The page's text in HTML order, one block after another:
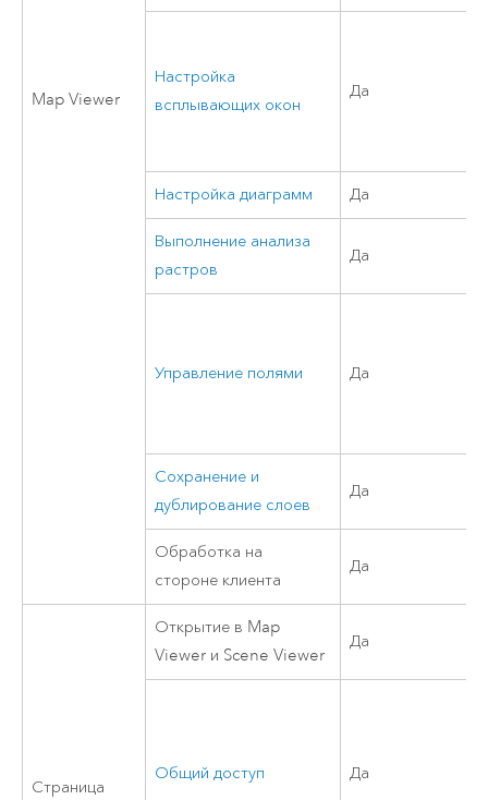
Map Viewer
Настройка
всплывающих окон
Да
Настройка диаграмм Да
Выполнение анализа
растров
Да
Управление полями Да
Сохранение и
дублирование слоев
Да
Обработка на
стороне клиента
Да
Страница
Открытие в Map
Viewer и Scene Viewer
Да
Общий доступ Да